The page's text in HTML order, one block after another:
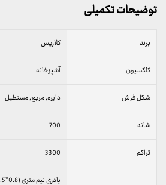
توضیحات تکمیلی
برند کلاریس
کلکسیون آشپزخانه
شکل فرش دایره, مربع, مستطیل
شانه 700
تراکم 3300